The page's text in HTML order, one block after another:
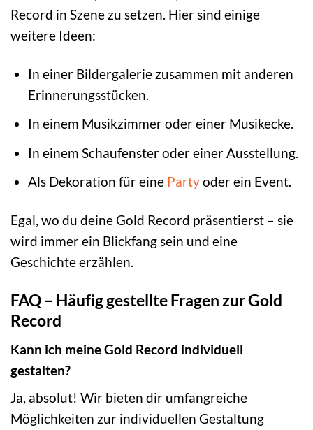
Record in Szene zu setzen. Hier sind einige
weitere Ideen:
In einer Bildergalerie zusammen mit anderen
Erinnerungsstücken.
In einem Musikzimmer oder einer Musikecke.
In einem Schaufenster oder einer Ausstellung.
Als Dekoration für eine Partyoder ein Event.
Egal, wo du deine Gold Record präsentierst – sie
wird immer ein Blickfang sein und eine
Geschichte erzählen.
FAQ – Häufig gestellte Fragen zur Gold
Record
Kann ich meine Gold Record individuell
gestalten?
Ja, absolut! Wir bieten dir umfangreiche
Möglichkeiten zur individuellen Gestaltung